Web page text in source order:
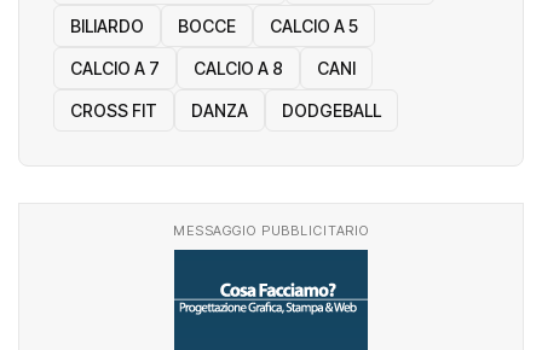
BILIARDO BOCCE CALCIO A 5
CALCIO A 7 CALCIO A 8 CANI
CROSS FIT DANZA DODGEBALL
MESSAGGIO PUBBLICITARIO